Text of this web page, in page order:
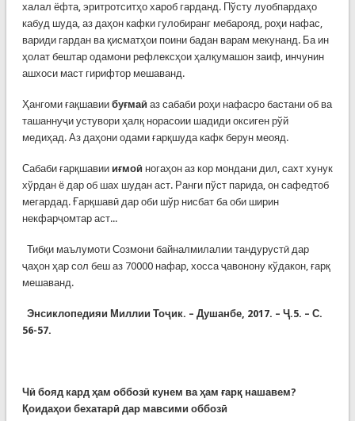
халал ёфта, эритротситҳо хароб гарданд. Пўсту луобпардаҳо
кабуд шуда, аз даҳон кафки гулобиранг мебарояд, роҳи нафас,
вариди гардан ва қисматҳои поини бадан варам мекунанд. Ба ин
ҳолат бештар одамони рефлексҳои ҳалқумашон заиф, инчунин
ашхоси маст гирифтор мешаванд.
Ҳангоми ғақшавии буғмаӣ аз сабаби роҳи нафасро бастани об ва
ташаннуҷи устувори ҳалқ норасоии шадиди оксиген рўй
медиҳад. Аз даҳони одами ғарқшуда кафк берун меояд.
Сабаби ғарқшавии иғмоӣ ногаҳон аз кор мондани дил, сахт хунук
хўрдан ё дар об шах шудан аст. Ранги пўст парида, он сафедтоб
мегардад. Ғарқшавӣ дар оби шўр нисбат ба оби ширин
некфарҷомтар аст...
Тибқи маълумоти Созмони байналмилалии тандурустӣ дар
ҷаҳон ҳар сол беш аз 70000 нафар, хосса ҷавонону кўдакон, ғарқ
мешаванд.
Энсиклопедияи Миллии Тоҷик. – Душанбе, 2017. – Ҷ.5. – С.
56-57.
Чӣ бояд кард ҳам оббозӣ кунем ва ҳам ғарқ нашавем?
Қоидаҳои бехатарӣ дар мавсими оббозӣ